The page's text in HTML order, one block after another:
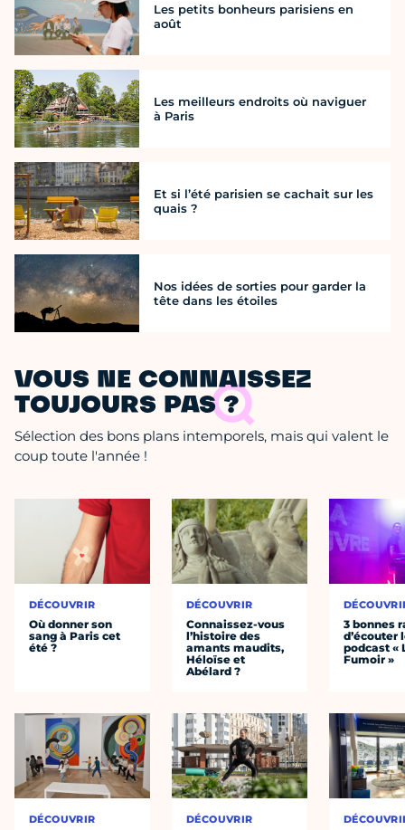
Les petits bonheurs parisiens en
août
Les meilleurs endroits où naviguer
à Paris
Et si l’été parisien se cachait sur les
quais ?
Nos idées de sorties pour garder la
tête dans les étoiles
VOUS NE CONNAISSEZ
TOUJOURS PAS ?
Sélection des bons plans intemporels, mais qui valent le
coup toute l'année !
DÉCOUVRIR
Où donner son
sang à Paris cet
été ?
DÉCOUVRIR
DÉCOUVRIR
Connaissez-vous
l’histoire des
amants maudits,
Héloïse et
Abélard ?
DÉCOUVRIR
3 bonnes
d’écouter
podcast «
Fumoir »